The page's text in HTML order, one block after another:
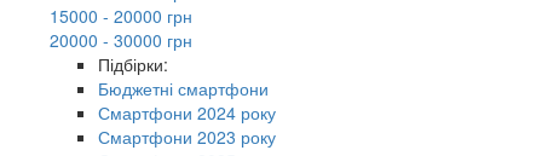
15000 - 20000 грн
20000 - 30000 грн
Підбірки:
Бюджетні смартфони
Смартфони 2024 року
Смартфони 2023 року